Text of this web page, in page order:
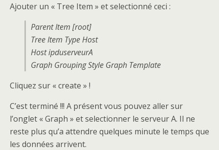
Ajouter un « Tree Item » et selectionné ceci :
Parent Item [root]
Tree Item TypeHost
HostipduserveurA
Graph Grouping Style Graph Template
Cliquez sur « create » !
C’est terminé !!! A présent vous pouvez aller sur
l’onglet « Graph » et selectionner le serveur A. Il ne
reste plus qu’a attendre quelques minute le temps que
les données arrivent.